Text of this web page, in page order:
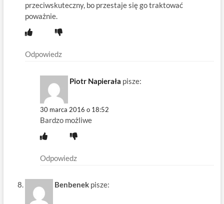
przeciwskuteczny, bo przestaje się go traktować
poważnie.
Odpowiedz
Piotr Napierała pisze:
30 marca 2016 o 18:52
Bardzo możliwe
Odpowiedz
Benbenek pisze: